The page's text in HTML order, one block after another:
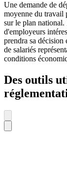
Une demande de
moyenne du travail
sur le plan national.
d'employeurs
prendra sa décision
de salariés
conditions
Des outils